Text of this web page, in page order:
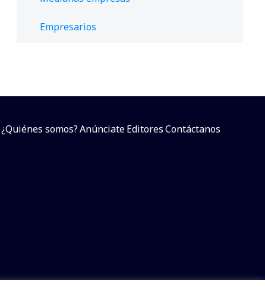
Empresarios
¿Quiénes somos?AnúnciateEditoresContáctanos